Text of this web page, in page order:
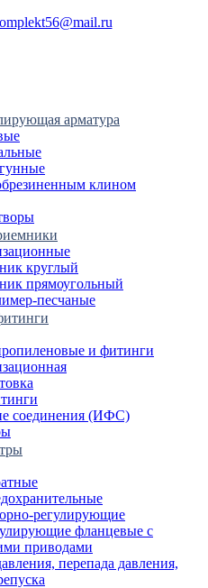
арматура
клином
круглый
прямоугольный
песчаные
и фитинги
соединения (ИФС)
регулирующие
фланцевые с
приводами
перепада давления,